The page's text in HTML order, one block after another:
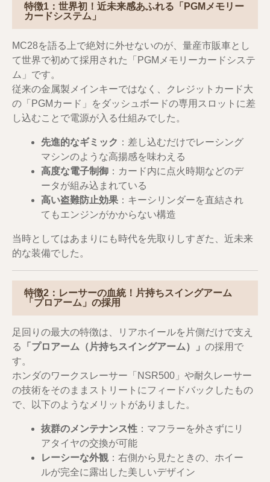
特徴1：世界初！近未来感あふれる 「PGMメモリー
カードシステム」
MC28を語る上で絶対に外せないのが、量産市販車とし
て世界で初めて採用された「PGMメモリーカードシステ
ム」です。
従来の金属製メインキーではなく、クレジットカード大
の「PGMカード」をダッシュボードの専用スロットに差
し込むことで電源が入る仕組みでした。
先進的なギミック ：差し込むだけでレーシング
マシンのような高揚感を味わえる
高度な電子制御 ：カード内に点火時期などのデ
ータが組み込まれている
高い盗難防止効果 ：キーシリンダーを直結され
てもエンジンがかからない構造
当時としてはあまりにも時代を先取りしすぎた、近未来
的な装備でした。
特徴2：レーサーの血統！片持ちスイングアーム
「プロアーム」の採用
足回りの最大の特徴は、リアホイールを片側だけで支え
る
「プロアーム（片持ちスイングアーム）」 の採用で
す。
ホンダのワークスレーサー「NSR500」や耐久レーサー
の技術をそのままストリートにフィードバックしたもの
で、以下のようなメリットがありました。
抜群のメンテナンス性 ：マフラーを外さずにリ
アタイヤの交換が可能
レーシーな外観 ：右側から見たときの、ホイー
ルが完全に露出した美しいデザイン